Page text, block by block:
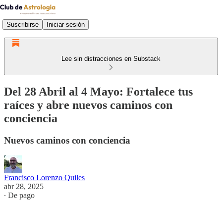
Suscribirse Iniciar sesión
Lee sin distracciones en Substack
Del 28 Abril al 4 Mayo: Fortalece tus
raíces y abre nuevos caminos con
conciencia
Nuevos caminos con conciencia
Francisco Lorenzo Quiles
abr 28, 2025
∙ De pago